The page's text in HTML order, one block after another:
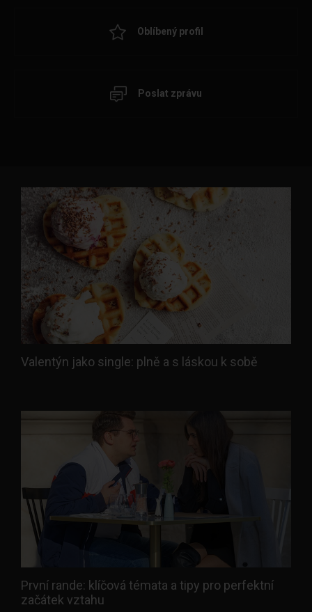
Oblíbený profil
Poslat zprávu
Valentýn jako single: plně a s láskou k sobě
První rande: klíčová témata a tipy pro perfektní
začátek vztahu